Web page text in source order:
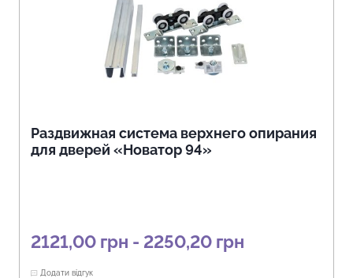
Раздвижная система верхнего опирания
для дверей «Новатор 94»
2121,00 грн - 2250,20 грн
Додати відгук